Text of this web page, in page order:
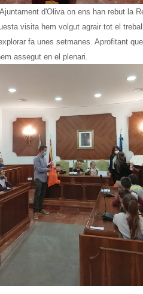
d'Oliva on ens han rebut la
visita hem volgut agrair tot el
fa unes setmanes. Aprofitant
assegut en el plenari.